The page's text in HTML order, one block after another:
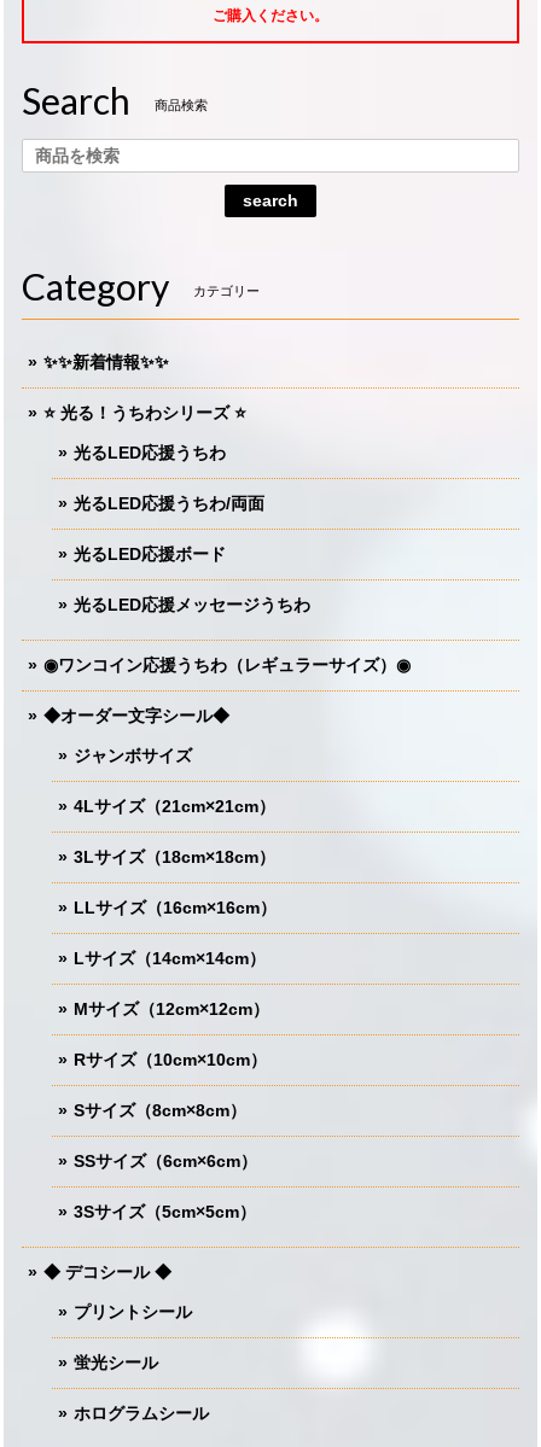
ご購入ください。
Search 商品検索
search
Category カテゴリー
✨✨新着情報✨✨
⭐️ 光る！うちわシリーズ ⭐️
光るLED応援うちわ
光るLED応援うちわ/両面
光るLED応援ボード
光るLED応援メッセージうちわ
◉ワンコイン応援うちわ（レギュラーサイズ）◉
◆オーダー文字シール◆
ジャンボサイズ
4Lサイズ（21cm×21cm）
3Lサイズ（18cm×18cm）
LLサイズ（16cm×16cm）
Lサイズ（14cm×14cm）
Mサイズ（12cm×12cm）
Rサイズ（10cm×10cm）
Sサイズ（8cm×8cm）
SSサイズ（6cm×6cm）
3Sサイズ（5cm×5cm）
◆ デコシール ◆
プリントシール
蛍光シール
ホログラムシール